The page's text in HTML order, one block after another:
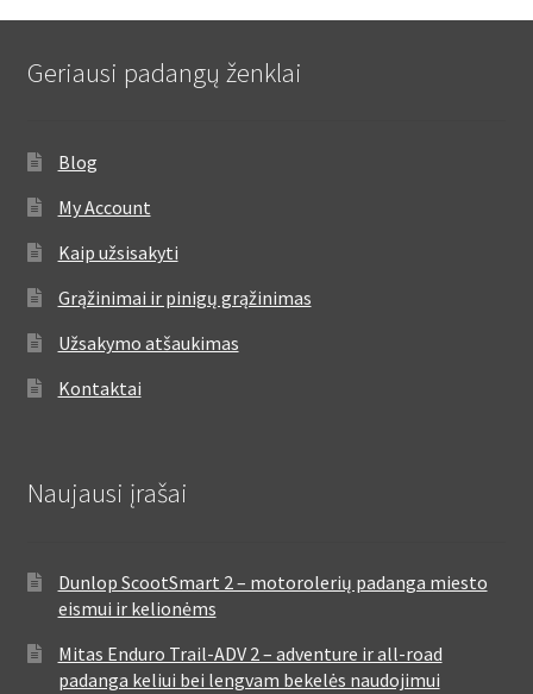
Geriausi padangų ženklai
Blog
My Account
Kaip užsisakyti
Grąžinimai ir pinigų grąžinimas
Užsakymo atšaukimas
Kontaktai
Naujausi įrašai
Dunlop ScootSmart 2 – motorolerių padanga miesto
eismui ir kelionėms
Mitas Enduro Trail-ADV 2 – adventure ir all-road
padanga keliui bei lengvam bekelės naudojimui